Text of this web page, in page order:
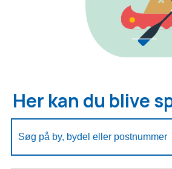
Her kan du blive